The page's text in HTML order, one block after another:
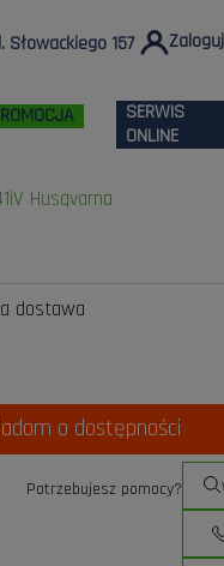
Słowackiego 157
SERWIS
ONLINE
Husqvarna
dostawa
o dostępności
Potrzebujesz pomocy?